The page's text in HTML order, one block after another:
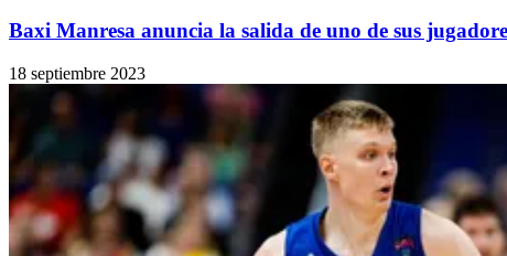
Baxi Manresa anuncia la salida de uno de sus
18 septiembre 2023